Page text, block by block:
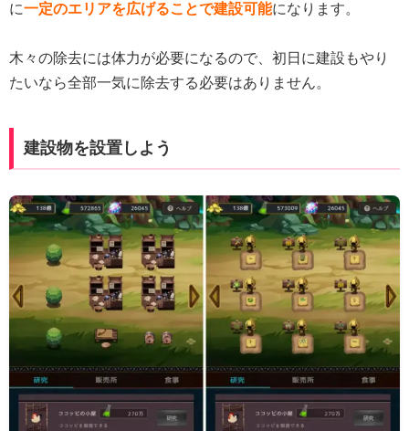
に一定のエリアを広げることで建設可能になります。
木々の除去には体力が必要になるので、初日に建設もやり
たいなら全部一気に除去する必要はありません。
建設物を設置しよう